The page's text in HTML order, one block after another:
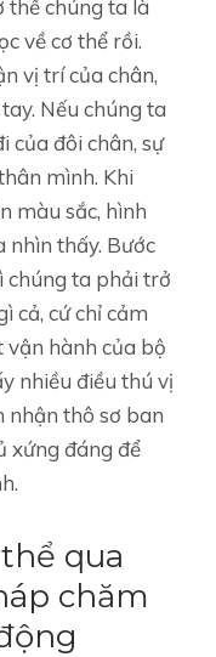
thể chúng ta là
về cơ thể rồi.
vị trí của chân,
Nếu chúng ta
của đôi chân, sự
mình. Khi
màu sắc, hình
nhìn thấy. Bước
chúng ta phải trở
cả, cứ chỉ cảm
vận hành của bộ
nhiều điều thú vị
nhận thô sơ ban
xứng đáng để
qua
chăm